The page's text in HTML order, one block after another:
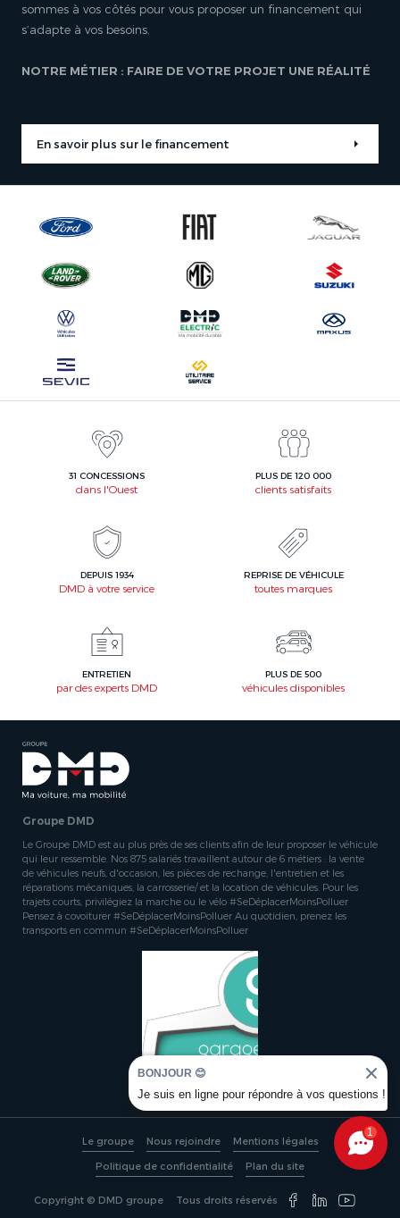
sommes à vos côtés pour vous proposer un financement qui
s’adapte à vos besoins.
NOTRE MÉTIER : FAIRE DE VOTRE PROJET UNE RÉALITÉ
En savoir plus sur le financement
31 CONCESSIONS
dans l'Ouest
PLUS DE 120 000
clients satisfaits
DEPUIS 1934
DMD à votre service
REPRISE DE VÉHICULE
toutes marques
ENTRETIEN
par des experts DMD
PLUS DE 500
véhicules disponibles
Groupe DMD
Le Groupe DMD est au plus près de ses clients afin de leur proposer le véhicule
qui leur ressemble. Nos 875 salariés travaillent autour de 6 métiers : la vente
de véhicules neufs, d'occasion, les pièces de rechange, l'entretien et les
réparations mécaniques, la carrosserie/ et la location de véhicules. Pour les
trajets courts, privilégiez la marche ou le vélo #SeDéplacerMoinsPolluer
Pensez à covoiturer #SeDéplacerMoinsPolluer Au quotidien, prenez les
transports en commun #SeDéplacerMoinsPolluer
Le groupe Nous rejoindre Mentions légales
Politique de confidentialité Plan du site
Copyright © DMD groupe Tous droits réservés
1
BONJOUR 😊
Je suis en ligne pour répondre à vos questions !